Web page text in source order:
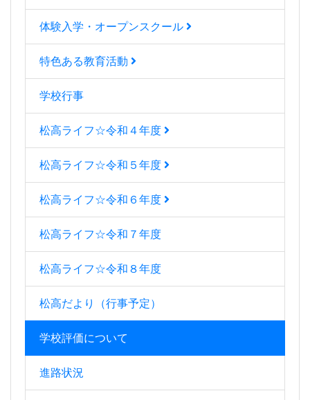
体験入学・オープンスクール
特色ある教育活動
学校行事
松高ライフ☆令和４年度
松高ライフ☆令和５年度
松高ライフ☆令和６年度
松高ライフ☆令和７年度
松高ライフ☆令和８年度
松高だより（行事予定）
学校評価について
進路状況